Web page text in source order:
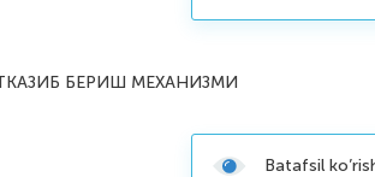
БЕРИШ МЕХАНИЗМИ
Batafsil